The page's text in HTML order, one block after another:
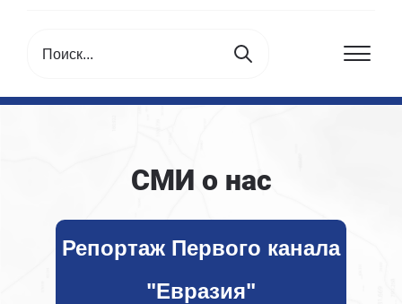
СМИ о нас
Репортаж Первого канала
"Евразия"